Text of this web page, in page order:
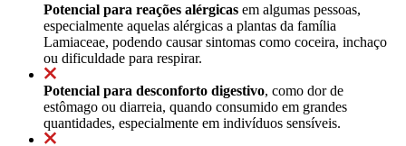
Potencial para reações alérgicas em algumas pessoas,
especialmente aquelas alérgicas a plantas da família
Lamiaceae, podendo causar sintomas como coceira, inchaço
ou dificuldade para respirar.
Potencial para desconforto digestivo, como dor de
estômago ou diarreia, quando consumido em grandes
quantidades, especialmente em indivíduos sensíveis.